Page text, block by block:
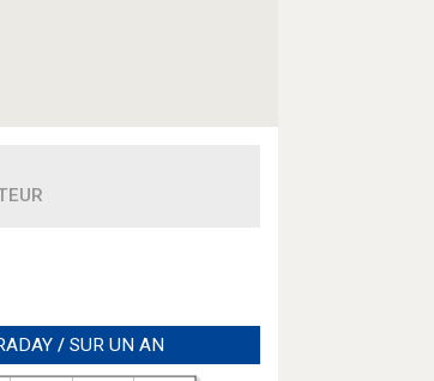
/SUR UN AN